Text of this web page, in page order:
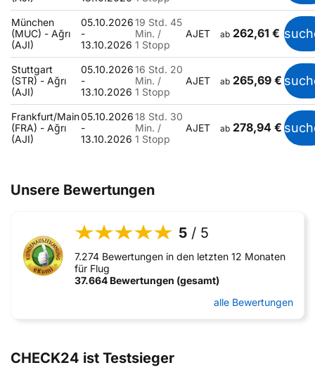
München
(MUC) - Ağrı
(AJI)
05.10.2026
-
13.10.2026
19 Std. 45
Min. /
1 Stopp
AJET ab 262,61 €
Stuttgart
(STR) - Ağrı
(AJI)
05.10.2026
-
13.10.2026
16 Std. 20
Min. /
1 Stopp
AJET ab 265,69 €
Frankfurt/Main
(FRA) - Ağrı
(AJI)
05.10.2026
-
13.10.2026
18 Std. 30
Min. /
1 Stopp
AJET ab 278,94 €
Unsere Bewertungen
5 / 5
7.274 Bewertungen in den letzten 12 Monaten
für Flug
37.664 Bewertungen (gesamt)
alle Bewertungen
CHECK24 ist Testsieger